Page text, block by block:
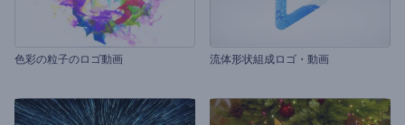
色彩の粒子のロゴ動画 流体形状組成ロゴ・動画